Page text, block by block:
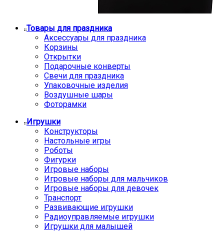
Товары для праздника
Аксессуары для праздника
Корзины
Открытки
Подарочные конверты
Свечи для праздника
Упаковочные изделия
Воздушные шары
Фоторамки
Игрушки
Конструкторы
Настольные игры
Роботы
Фигурки
Игровые наборы
Игровые наборы для мальчиков
Игровые наборы для девочек
Транспорт
Развивающие игрушки
Радиоуправляемые игрушки
Игрушки для малышей